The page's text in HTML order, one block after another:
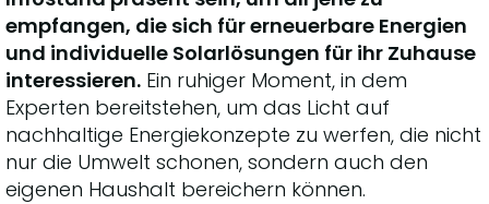
empfangen, die sich für erneuerbare Energien
und individuelle Solarlösungen für ihr Zuhause
interessieren. Ein ruhiger Moment, in dem
Experten bereitstehen, um das Licht auf
nachhaltige Energiekonzepte zu werfen, die nicht
nur die Umwelt schonen, sondern auch den
eigenen Haushalt bereichern können.